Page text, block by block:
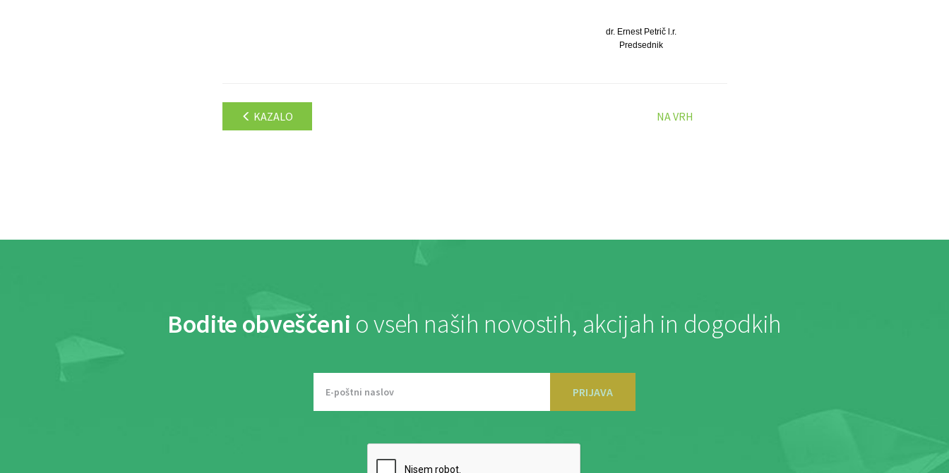
dr. Ernest Petrič l.r.
Predsednik
KAZALO NA VRH
Bodite obveščeni o vseh naših novostih, akcijah in dogodkih
PRIJAVA